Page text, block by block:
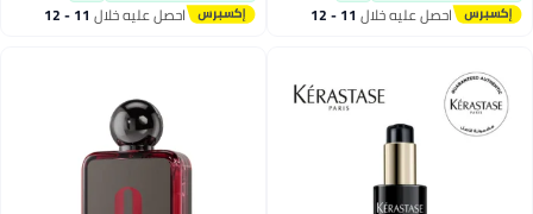
احصل عليه خلال 11 - 12 احصل عليه خلال 11 - 12